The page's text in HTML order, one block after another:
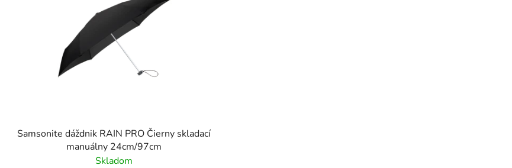
Samsonite dáždnik RAIN PRO Čierny skladací
manuálny 24cm/97cm
Skladom